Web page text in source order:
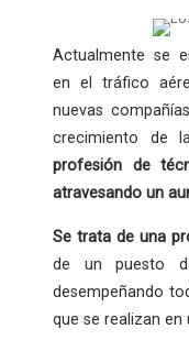
Actualmente se
en el tráfico
nuevas
crecimiento de
profesión
de
atravesando un
Se trata de una
de un puesto
desempeñando
que se realizan en